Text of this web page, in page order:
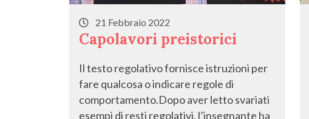
21 Febbraio 2022
Capolavori preistorici
Il testo regolativo fornisce istruzioni per
fare qualcosa o indicare regole di
comportamento.Dopo aver letto svariati
esempi di resti regolativi, l’insegnante ha